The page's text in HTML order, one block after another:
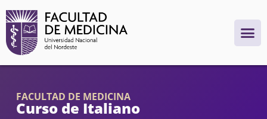
FACULTAD DE MEDICINA
Curso de Italiano